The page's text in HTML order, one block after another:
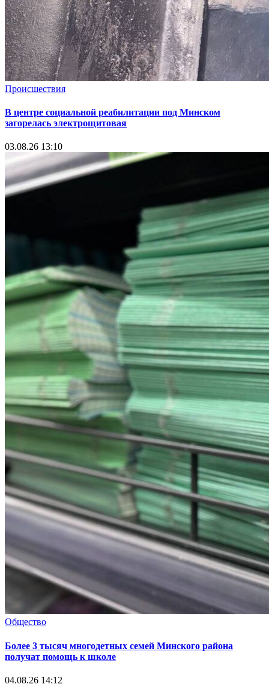
Происшествия
В центре социальной реабилитации под Минском
загорелась электрощитовая
03.08.26 13:10
Общество
Более 3 тысяч многодетных семей Минского района
получат помощь к школе
04.08.26 14:12